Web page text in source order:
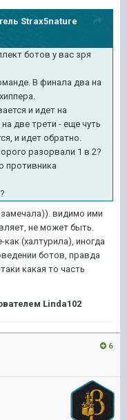
Strax5nature
ботов у вас зря
В финала два на
и идет на
две трети - еще чуть
и идет обратно.
разорвали 1 в 2?
противника
видимо ими
не может быть.
(халтурила), иногда
ботов, правда
какая то часть
Linda102
6